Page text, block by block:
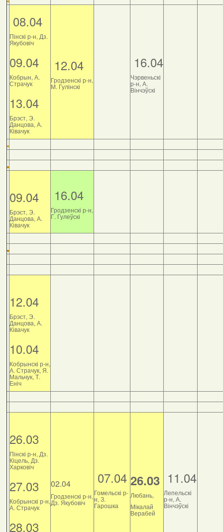
08.04
Пінскі р-н, Дз.
Якубовіч
09.04
Кобрын, А.
Страчук
13.04
Брэст, Э.
Данцова, А.
Ківачук
12.04
Гродзенскі р-н,
М. Гулінскі
16.04
Чэрвеньскі
р-н, А.
Вінчэўскі
09.04
Брэст, Э.
Данцова, А.
Ківачук
16.04
Гродзенскі р-н,
Г. Гулеўскі
12.04
Брэст, Э.
Данцова, А.
Ківачук
10.04
Кобрынскі р-н,
А. Страчук, Я.
Мальчук, Т.
Еніч
26.03
Пінскі р-н, Дз.
Кіцель, Дз.
Харковіч
27.03
Кобрынскі р-н,
А. Страчук
28.03
02.04
Гродзенскі р-н,
Дз. Якубовіч
07.04
Гомельскі р-
н, З.
Гарошка
26.03
Любань,
Мікалай
Верабей
11.04
Лепельскі
р-н, А.
Вінчэўскі